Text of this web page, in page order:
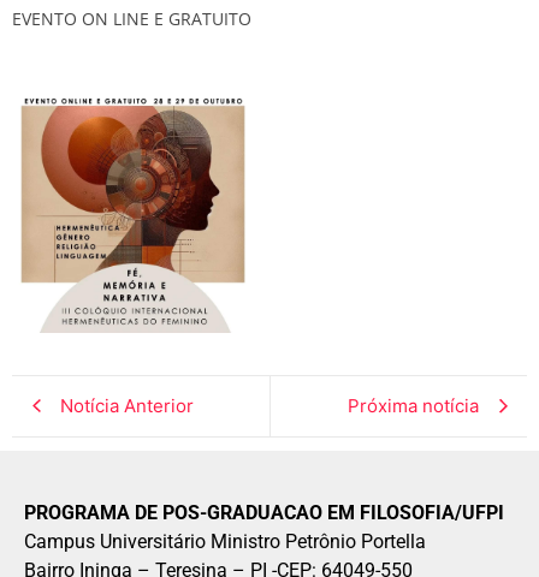
EVENTO ON LINE E GRATUITO
Notícia Anterior Próxima notícia
PROGRAMA DE POS-GRADUACAO EM FILOSOFIA/UFPI
Campus Universitário Ministro Petrônio Portella
Bairro Ininga – Teresina – PI -CEP: 64049-550